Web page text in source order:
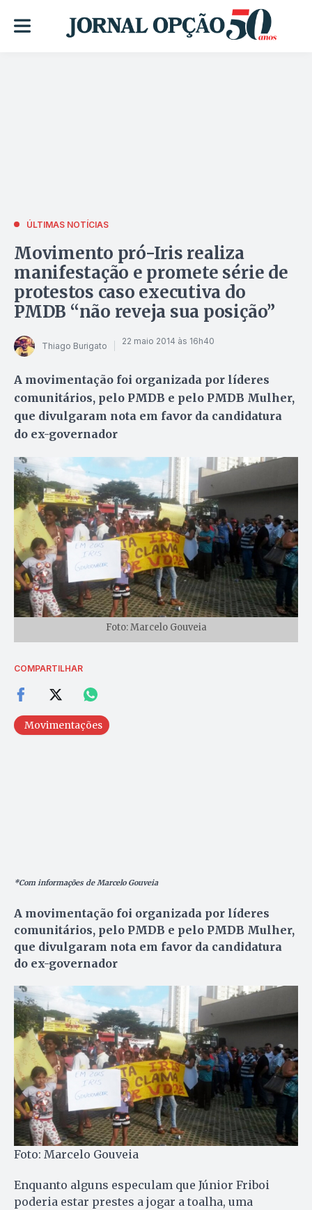
ÚLTIMAS NOTÍCIAS
Movimento pró-Iris realiza
manifestação e promete série de
protestos caso executiva do
PMDB “não reveja sua posição”
Thiago Burigato 22 maio 2014 às 16h40
A movimentação foi organizada por líderes
comunitários, pelo PMDB e pelo PMDB Mulher,
que divulgaram nota em favor da candidatura
do ex-governador
Foto: Marcelo Gouveia
COMPARTILHAR
Movimentações
*Com informações deMarcelo Gouveia
A movimentação foi organizada por líderes
comunitários, pelo PMDB e pelo PMDB Mulher,
que divulgaram nota em favor da candidatura
do ex-governador
Foto: Marcelo Gouveia
Enquanto alguns especulam que Júnior Friboi
poderia estar prestes a jogar a toalha, uma